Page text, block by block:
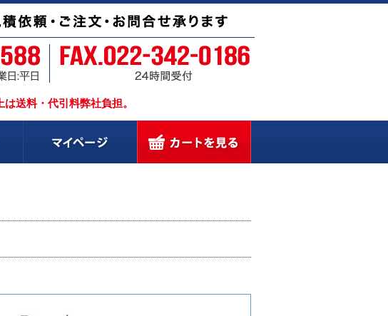
送料・代引料弊社負担。